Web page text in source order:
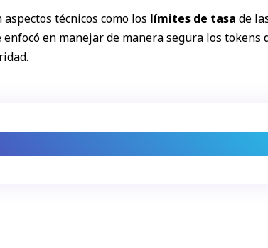
técnicos como los límites de tasa de
en manejar de manera segura los tokens